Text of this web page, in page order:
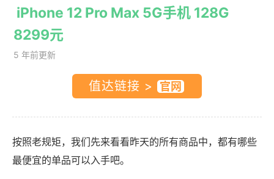
iPhone 12 Pro Max 5G手机 128G
8299元
5 年前更新
值达链接 >
按照老规矩，我们先来看看昨天的所有商品中，都有哪些
最便宜的单品可以入手吧。